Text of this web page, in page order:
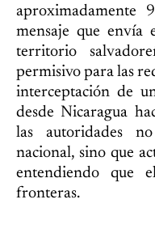
aproximadamente
mensaje que envía
territorio
permisivo para las
interceptación de
desde Nicaragua
las autoridades
nacional, sino que
entendiendo que
fronteras.